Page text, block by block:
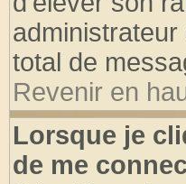
total de
Revenir en
Lorsque je
de me